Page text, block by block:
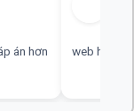
án hơn web hay,